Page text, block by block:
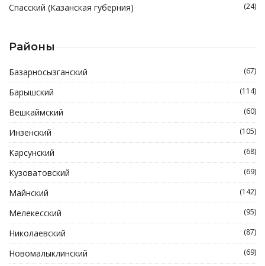
Спасский (Казанская губерния) (24)
Районы
Базарносызганский (67)
Барышский (114)
Вешкаймский (60)
Инзенский (105)
Карсунский (68)
Кузоватовский (69)
Майнский (142)
Мелекесский (95)
Николаевский (87)
Новомалыклинский (69)